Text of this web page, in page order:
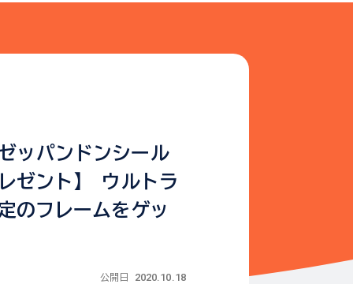
ッパンドンシール
ゼント】 ウルトラ
のフレームをゲッ
公開日 2020.10.18